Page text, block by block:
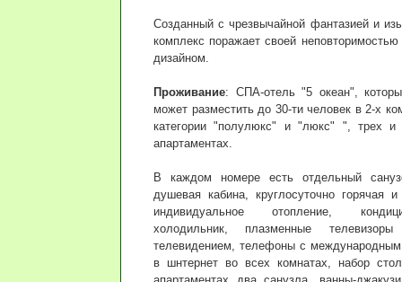
Созданный с чрезвычайной фантазией и
комплекс поражает своей
дизайном.
Проживание: СПА-отель "5 океан",
может разместить до 30-ти человек в 2-х
категории "полулюкс" и "люкс" ", трех и
апартаментах.
В каждом номере есть отдельный
душевая кабина, круглосуточно горячая
индивидуальное отопление,
холодильник, плазменные
телевидением, телефоны с
в шнтернет во всех комнатах, набор